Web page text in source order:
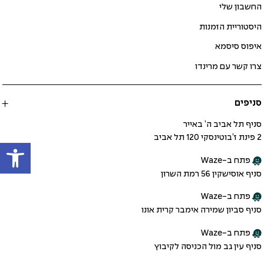
החשבון שלי
היסטוריית הזמנות
איפוס סיסמא
צרו קשר עם מרינדו
סניפים
סניף תל אביב ה’ באייר
2 פינת ז’בוטינסקי 120 תל אביב
פתח ב-Waze
סניף אוסישקין 56 רמת השרון
פתח ב-Waze
סניף סביון שמירה אימבר קרית אונו
פתח ב-Waze
סניף עין גב מול הכניסה לקיבוץ